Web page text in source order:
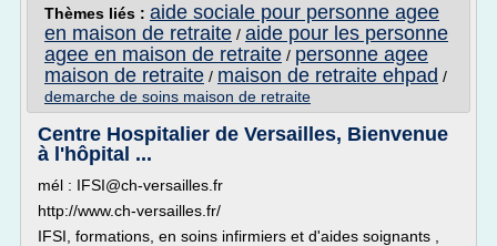
Thèmes liés : aide sociale pour personne agee
en maison de retraite / aide pour les personne
agee en maison de retraite / personne agee
maison de retraite / maison de retraite ehpad /
demarche de soins maison de retraite
Centre Hospitalier de Versailles, Bienvenue
à l'hôpital ...
mél : IFSI@ch-versailles.fr
http://www.ch-versailles.fr/
IFSI, formations, en soins infirmiers et d'aides soignants ,